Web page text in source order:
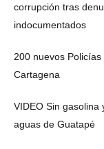
corrupción tras
indocumentados
200 nuevos
Cartagena
VIDEO Sin
aguas de Guatapé